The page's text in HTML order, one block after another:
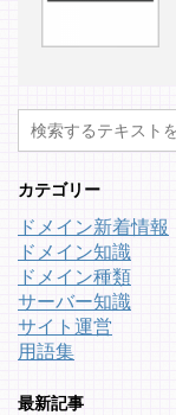
カテゴリー
ドメイン新着情報
ドメイン知識
ドメイン種類
サーバー知識
サイト運営
用語集
最新記事